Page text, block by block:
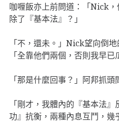
咖喱飯亦上前問道：「Nick
除了『基本法』？」
「不，還未。」Nick望向倒
「全靠他們兩個，否則我早已
「那是什麼回事？」阿邦抓頭
「剛才，我體內的『基本法
功』抗衡，兩種內息互鬥，幾